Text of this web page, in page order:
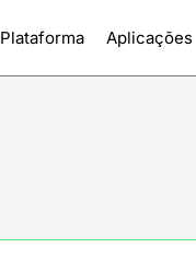
Plataforma Aplicações